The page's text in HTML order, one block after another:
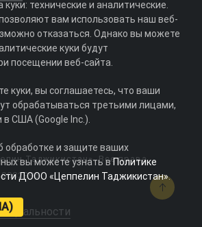
Таджикистан». Все права
технические и аналитические.
вам использовать наш веб-
отказаться. Однако вы можете
куки будут
посещении веб-сайта.
куки, вы соглашаетесь, что ваши
обрабатываться третьими лицами,
США (Google Inc.).
обработке и защите ваших
вы можете узнать вПолитике
ДООО «Цеппелин Таджикистан».